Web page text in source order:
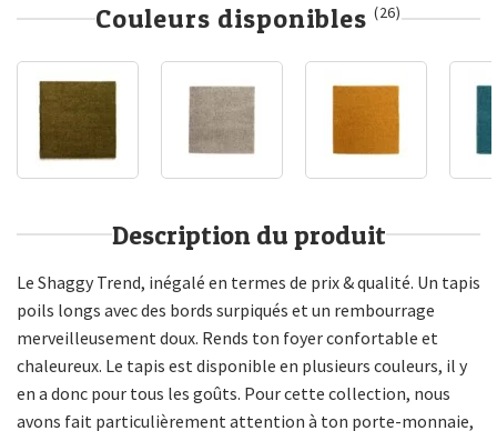
Couleurs disponibles (26)
Description du produit
Le Shaggy Trend, inégalé en termes de prix & qualité. Un tapis
poils longs avec des bords surpiqués et un rembourrage
merveilleusement doux. Rends ton foyer confortable et
chaleureux. Le tapis est disponible en plusieurs couleurs, il y
en a donc pour tous les goûts. Pour cette collection, nous
avons fait particulièrement attention à ton porte-monnaie,